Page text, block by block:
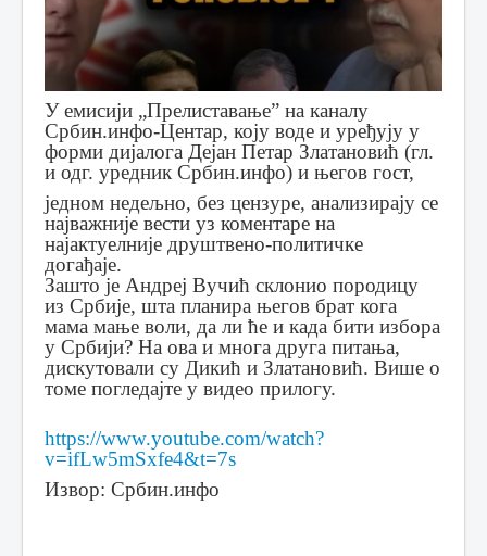
У емисији „Прелиставање” на каналу
Србин.инфо-Центар, коју воде и уређују у
форми дијалога Дејан Петар Златановић (гл.
и одг. уредник Србин.инфо) и његов гост,
једном недељно, без цензуре, анализирају се
најважније вести уз коментаре на
најактуелније друштвено-политичке
догађаје.
Зашто је Андреј Вучић склонио породицу
из Србије, шта планира његов брат кога
мама мање воли, да ли ће и када бити избора
у Србији? На ова и многа друга питања,
дискутовали су Дикић и Златановић. Више о
томе погледајте у видео прилогу.
https://www.youtube.com/watch?
v=ifLw5mSxfe4&t=7s
Извор: Србин.инфо